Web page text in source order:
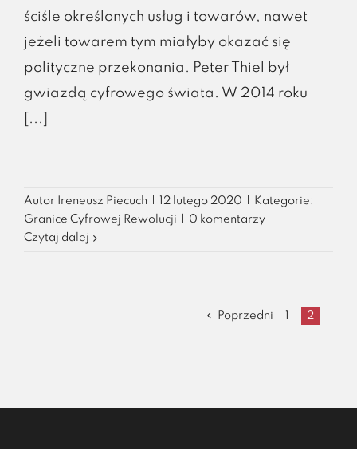
ściśle określonych usług i towarów, nawet
jeżeli towarem tym miałyby okazać się
polityczne przekonania. Peter Thiel był
gwiazdą cyfrowego świata. W 2014 roku
[...]
Autor Ireneusz Piecuch 12 lutego 2020
Kategorie:
Granice Cyfrowej Rewolucji
0 komentarzy
Czytaj dalej
Poprzedni 1 2